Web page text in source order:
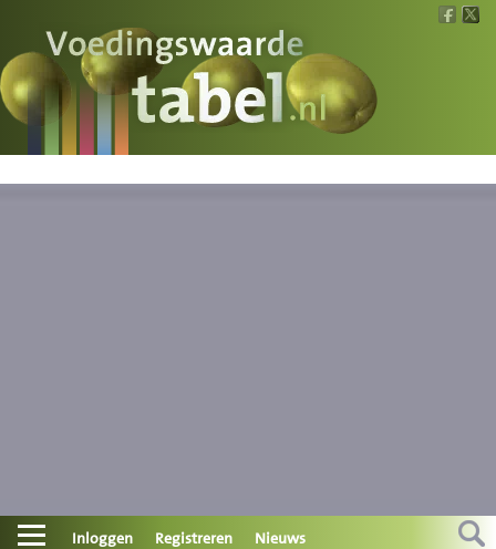
Voedingswaarde
Wat is wat?
ContactInloggen Registreren Nieuws